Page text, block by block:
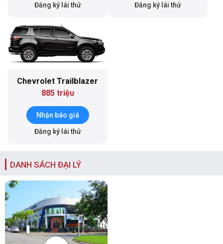
Đăng ký lái thử Đăng ký lái thử
Chevrolet Trailblazer
885 triệu
Nhận báo giá
Đăng ký lái thử
DANH SÁCH ĐẠI LÝ